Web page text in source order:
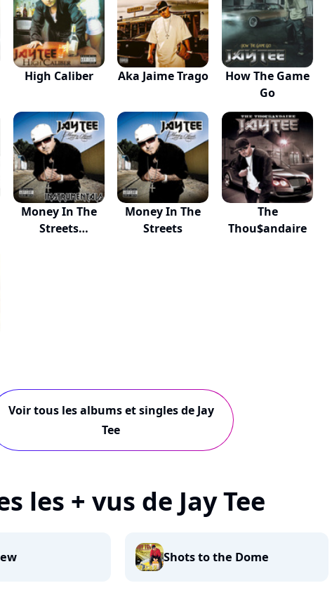
High Caliber Aka Jaime Trago
How The Game
Go
Money In The
Streets
Money In The
Streets
The
Thou$andaire
Voir tous les albums et singles de Jay
Tee
les + vus de Jay Tee
Shots to the Dome